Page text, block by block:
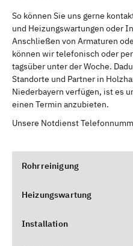
So können Sie uns gerne
und Heizungswartungen oder
Anschließen von Armaturen
können wir telefonisch oder
tagsüber unter der Woche.
Standorte und Partner in
Niederbayern verfügen, ist es
einen Termin anzubieten.
Unsere Notdienst
Rohrreinigung
Heizungswartung
Installation